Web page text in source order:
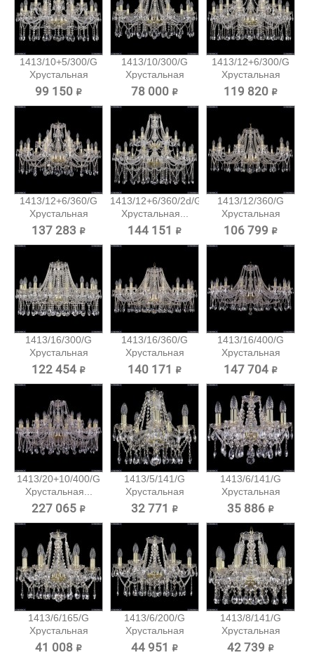
1413/10+5/300/G
Хрустальная
подвесная...
99 150 ₽
1413/10/300/G
Хрустальная
подвесная...
78 000 ₽
1413/12+6/300/G
Хрустальная
подвесная...
119 820 ₽
1413/12+6/360/G
Хрустальная
подвесная...
137 283 ₽
1413/12+6/360/2d/G
Хрустальная...
144 151 ₽
1413/12/360/G
Хрустальная
подвесная...
106 799 ₽
1413/16/300/G
Хрустальная
подвесная...
122 454 ₽
1413/16/360/G
Хрустальная
подвесная...
140 171 ₽
1413/16/400/G
Хрустальная
подвесная...
147 704 ₽
1413/20+10/400/G
Хрустальная...
227 065 ₽
1413/5/141/G
Хрустальная
подвесная...
32 771 ₽
1413/6/141/G
Хрустальная
подвесная...
35 886 ₽
1413/6/165/G
Хрустальная
подвесная...
41 008 ₽
1413/6/200/G
Хрустальная
подвесная...
44 951 ₽
1413/8/141/G
Хрустальная
подвесная...
42 739 ₽